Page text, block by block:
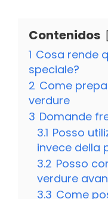
Contenidos
1 Cosa rende
speciale?
2 Come
verdure
3 Domande
3.1 Posso
invece della
3.2 Posso
verdure
3.3 Come